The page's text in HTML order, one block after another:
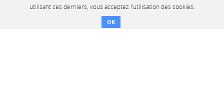
utilisant ces derniers, vous acceptez l'utilisation des cookies.
OK